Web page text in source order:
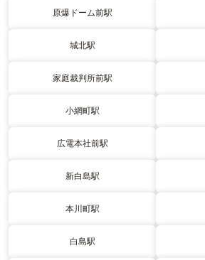
原爆ドーム前駅
城北駅
家庭裁判所前駅
小網町駅
広電本社前駅
新白島駅
本川町駅
白島駅